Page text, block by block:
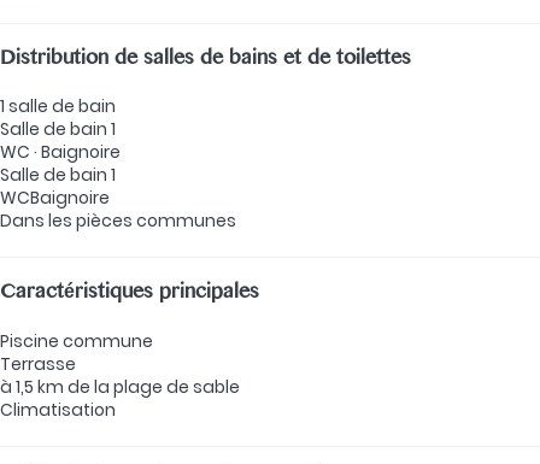
Distribution de salles de bains et de toilettes
1 salle de bain
Salle de bain 1
WC · Baignoire
Salle de bain 1
WCBaignoire
Dans les pièces communes
Caractéristiques principales
Piscine commune
Terrasse
à 1,5 km de la plage de sable
Climatisation